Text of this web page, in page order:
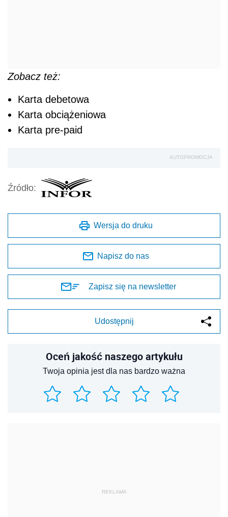
Zobacz też:
Karta debetowa
Karta obciążeniowa
Karta pre-paid
AUTOPROMOCJA
Źródło:
Wersja do druku
Napisz do nas
Zapisz się na newsletter
Udostępnij
Oceń jakość naszego artykułu
Twoja opinia jest dla nas bardzo ważna
REKLAMA